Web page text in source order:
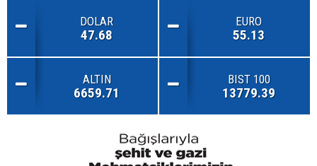
DOLAR
47.68
EURO
55.13
ALTIN
6659.71
BIST 100
13779.39